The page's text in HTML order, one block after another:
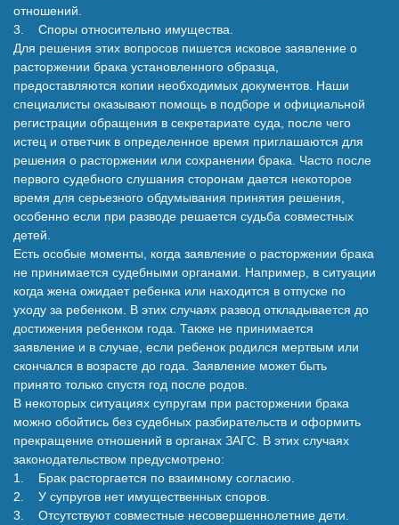
отношений.
3. Споры относительно имущества.
Для решения этих вопросов пишется исковое заявление о
расторжении брака установленного образца,
предоставляются копии необходимых документов. Наши
специалисты оказывают помощь в подборе и официальной
регистрации обращения в секретариате суда, после чего
истец и ответчик в определенное время приглашаются для
решения о расторжении или сохранении брака. Часто после
первого судебного слушания сторонам дается некоторое
время для серьезного обдумывания принятия решения,
особенно если при разводе решается судьба совместных
детей.
Есть особые моменты, когда заявление о расторжении брака
не принимается судебными органами. Например, в ситуации
когда жена ожидает ребенка или находится в отпуске по
уходу за ребенком. В этих случаях развод откладывается до
достижения ребенком года. Также не принимается
заявление и в случае, если ребенок родился мертвым или
скончался в возрасте до года. Заявление может быть
принято только спустя год после родов.
В некоторых ситуациях супругам при расторжении брака
можно обойтись без судебных разбирательств и оформить
прекращение отношений в органах ЗАГС. В этих случаях
законодательством предусмотрено:
1. Брак расторгается по взаимному согласию.
2. У супругов нет имущественных споров.
3. Отсутствуют совместные несовершеннолетние дети.